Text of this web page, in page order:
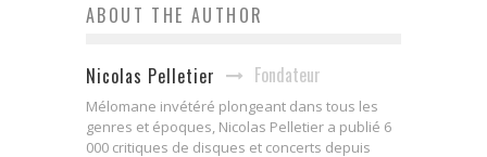
ABOUT THE AUTHOR
Nicolas Pelletier Fondateur
Mélomane invétéré plongeant dans tous les
genres et époques, Nicolas Pelletier a publié 6
000 critiques de disques et concerts depuis